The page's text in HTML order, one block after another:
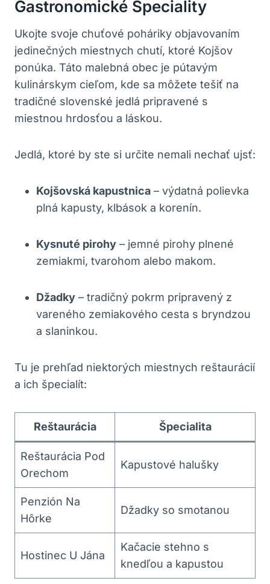
Gastronomické Špeciality
Ukojte svoje chuťové poháriky objavovaním
jedinečných miestnych chutí, ktoré Kojšov
ponúka. Táto malebná obec je pútavým
kulinárskym cieľom, kde sa môžete tešiť na
tradičné slovenské jedlá pripravené s
miestnou hrdosťou a láskou.
Jedlá, ktoré by ste si určite nemali nechať ujsť:
Kojšovská kapustnica – výdatná polievka
plná kapusty, klbások a korenín.
Kysnuté pirohy – jemné pirohy plnené
zemiakmi, tvarohom alebo makom.
Džadky – tradičný pokrm pripravený z
vareného zemiakového cesta s bryndzou
a slaninkou.
Tu je prehľad niektorých miestnych reštaurácií
a ich špecialít:
Reštaurácia Špecialita
Reštaurácia Pod
Orechom
Kapustové halušky
Penzión Na
Hôrke
Džadky so smotanou
Hostinec U Jána
Kačacie stehno s
knedľou a kapustou